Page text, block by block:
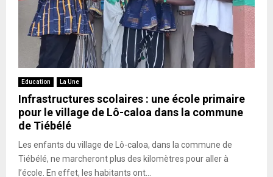
Education La Une
Infrastructures scolaires : une école primaire
pour le village de Lô-caloa dans la commune
de Tiébélé
Les enfants du village de Lô-caloa, dans la commune de
Tiébélé, ne marcheront plus des kilomètres pour aller à
l’école. En effet, les habitants ont...